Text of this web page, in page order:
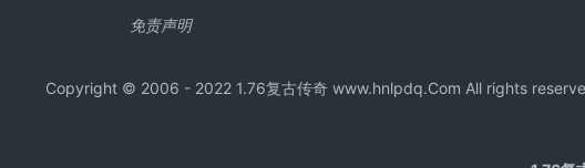
免责声明
Copyright © 2006 - 2022 1.76复古传奇 www.hnlpdq.Com All rights